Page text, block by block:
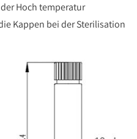
Hoch temperatur
Kappen bei der Sterilisation